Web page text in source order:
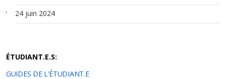
24 juin 2024
ÉTUDIANT.E.S:
GUIDES DE L'ÉTUDIANT.E